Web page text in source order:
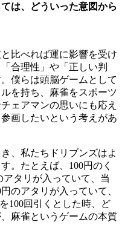
は、どういった意図から
比べれば運に影響を受け
合理性」や「正しい判
僕らは頭脳ゲームとして
を持ち、麻雀をスポーツ
ェアマンの思いにも応え
画したいという考えがあ
、私たちドリブンズはよ
。たとえば、100円のく
タリが入っていて、当
のアタリが入っていて、
100回引くとした時、ど
麻雀というゲームの本質